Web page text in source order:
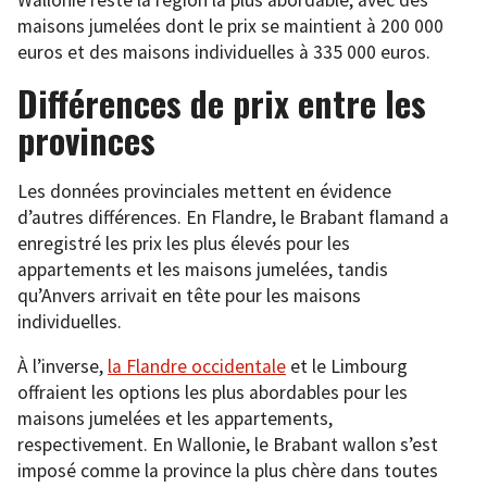
maisons jumelées dont le prix se maintient à 200 000
euros et des maisons individuelles à 335 000 euros.
Différences de prix entre les
provinces
Les données provinciales mettent en évidence
d’autres différences. En Flandre, le Brabant flamand a
enregistré les prix les plus élevés pour les
appartements et les maisons jumelées, tandis
qu’Anvers arrivait en tête pour les maisons
individuelles.
À l’inverse, la Flandre occidentale et le Limbourg
offraient les options les plus abordables pour les
maisons jumelées et les appartements,
respectivement. En Wallonie, le Brabant wallon s’est
imposé comme la province la plus chère dans toutes